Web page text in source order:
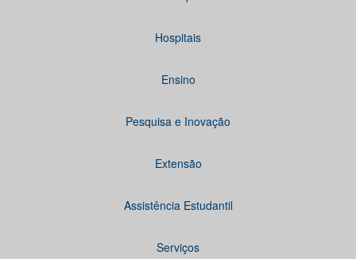
Hospitais
Ensino
Pesquisa e Inovação
Extensão
Assistência Estudantil
Serviços